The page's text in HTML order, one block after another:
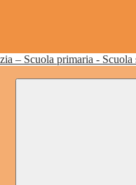
– Scuola primaria -